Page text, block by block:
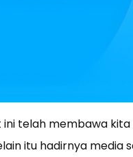
telah membawa
itu hadirnya media